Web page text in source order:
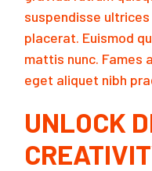
suspendisse
placerat. Euismod
mattis nunc. Fames
eget aliquet nibh
UNLOCK